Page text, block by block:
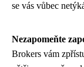
se vás vůbec
Nezapomeňte
Brokers vám